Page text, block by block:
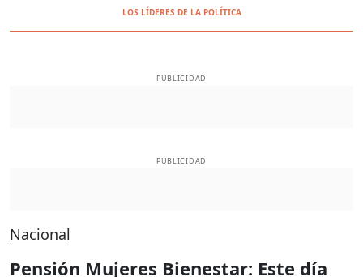
LOS LÍDERES DE LA POLÍTICA
PUBLICIDAD
PUBLICIDAD
Nacional
Pensión Mujeres Bienestar: Este día